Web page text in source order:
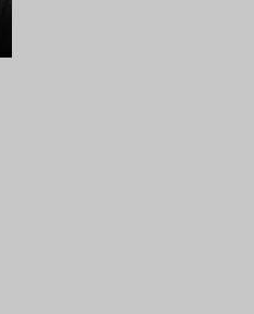
Blog